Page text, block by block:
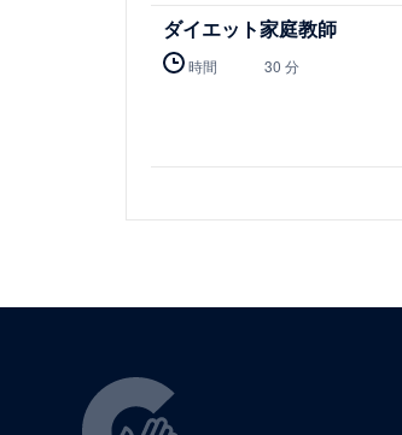
ダイエット家庭教師
時間 30 分